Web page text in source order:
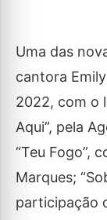
Uma das
cantora
2022, com o
Aqui”, pela
“Teu Fogo”,
Marques;
participação